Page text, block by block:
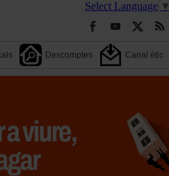
Select Language ▼
Descomptes Canal ètic